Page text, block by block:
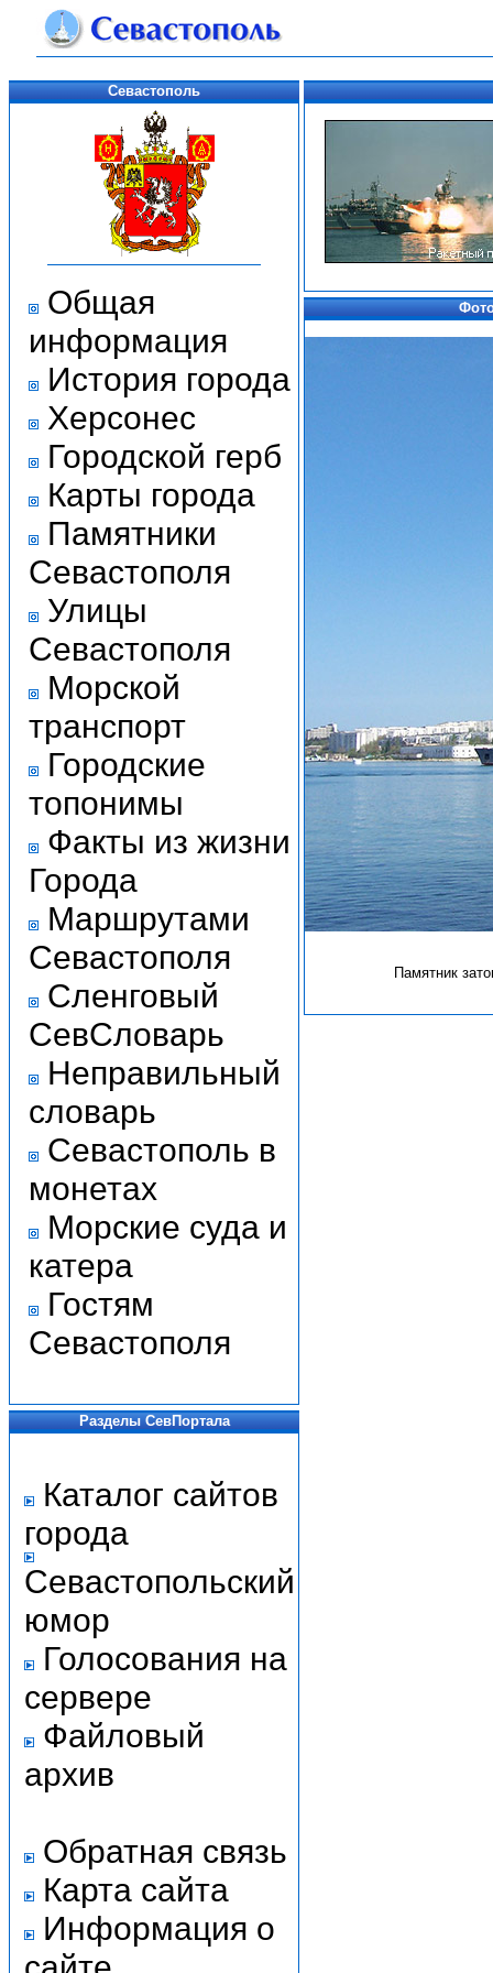
Севастополь
Общая
информация
История города
Херсонес
Городской герб
Карты города
Памятники
Севастополя
Улицы
Севастополя
Морской
транспорт
Городские
топонимы
Факты из жизни
Города
Маршрутами
Севастополя
Сленговый
СевСловарь
Неправильный
словарь
Севастополь в
монетах
Морские суда и
катера
Гостям
Севастополя
Разделы СевПортала
Каталог сайтов
города
Севастопольский
юмор
Голосования на
сервере
Файловый
архив
Обратная связь
Карта сайта
Информация о
Памятник